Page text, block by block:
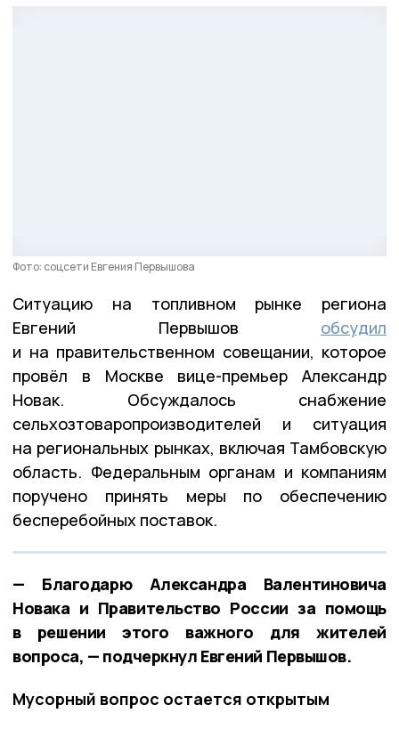
Фото: соцсети Евгения Первышова
Ситуацию на топливном рынке региона
Евгений Первышов обсудил
и на правительственном совещании, которое
провёл в Москве вице-премьер Александр
Новак. Обсуждалось снабжение
сельхозтоваропроизводителей и ситуация
на региональных рынках, включая Тамбовскую
область. Федеральным органам и компаниям
поручено принять меры по обеспечению
бесперебойных поставок.
— Благодарю Александра Валентиновича
Новака и Правительство России за помощь
в решении этого важного для жителей
вопроса, — подчеркнул Евгений Первышов.
Мусорный вопрос остается открытым